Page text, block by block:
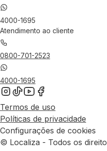
4000-1695
Atendimento ao cliente
0800-701-2523
4000-1695
Termos de uso
Políticas de privacidade
Configurações de cookies
© Localiza - Todos os